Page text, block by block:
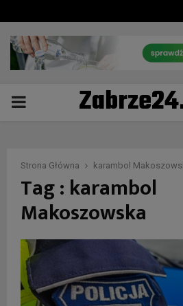
PRIMARY
Strona Główna karambol
Tag : karambol
Makoszowska